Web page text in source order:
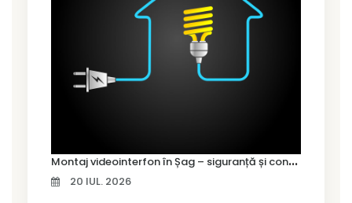
M
ontaj videointerfon în Șag – siguranță și control pentru locuința ta
20 IUL. 2026